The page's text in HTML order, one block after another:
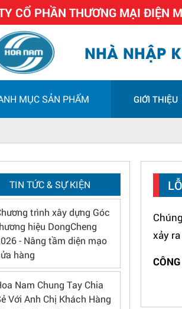
CỔ PHẦN THƯƠNG MẠI ĐIỆN
NHÀ NHẬP
MỤC SẢN PHẨM GIỚI THIỆU
xảy
TIN TỨC & SỰ KIỆN
trình xây dựng Góc
hiệu DongCheng
- Nâng tầm diện mạo
hàng
Nam Chung Tay Chia
Với Anh Chị Khách Hàng